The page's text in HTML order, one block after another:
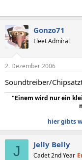
Gonzo71
Fleet Admiral
2. Dezember 2006
Soundtreiber/
"Einem wird nur ein
hier gibts
J Jelly Belly
Cadet 2nd Year